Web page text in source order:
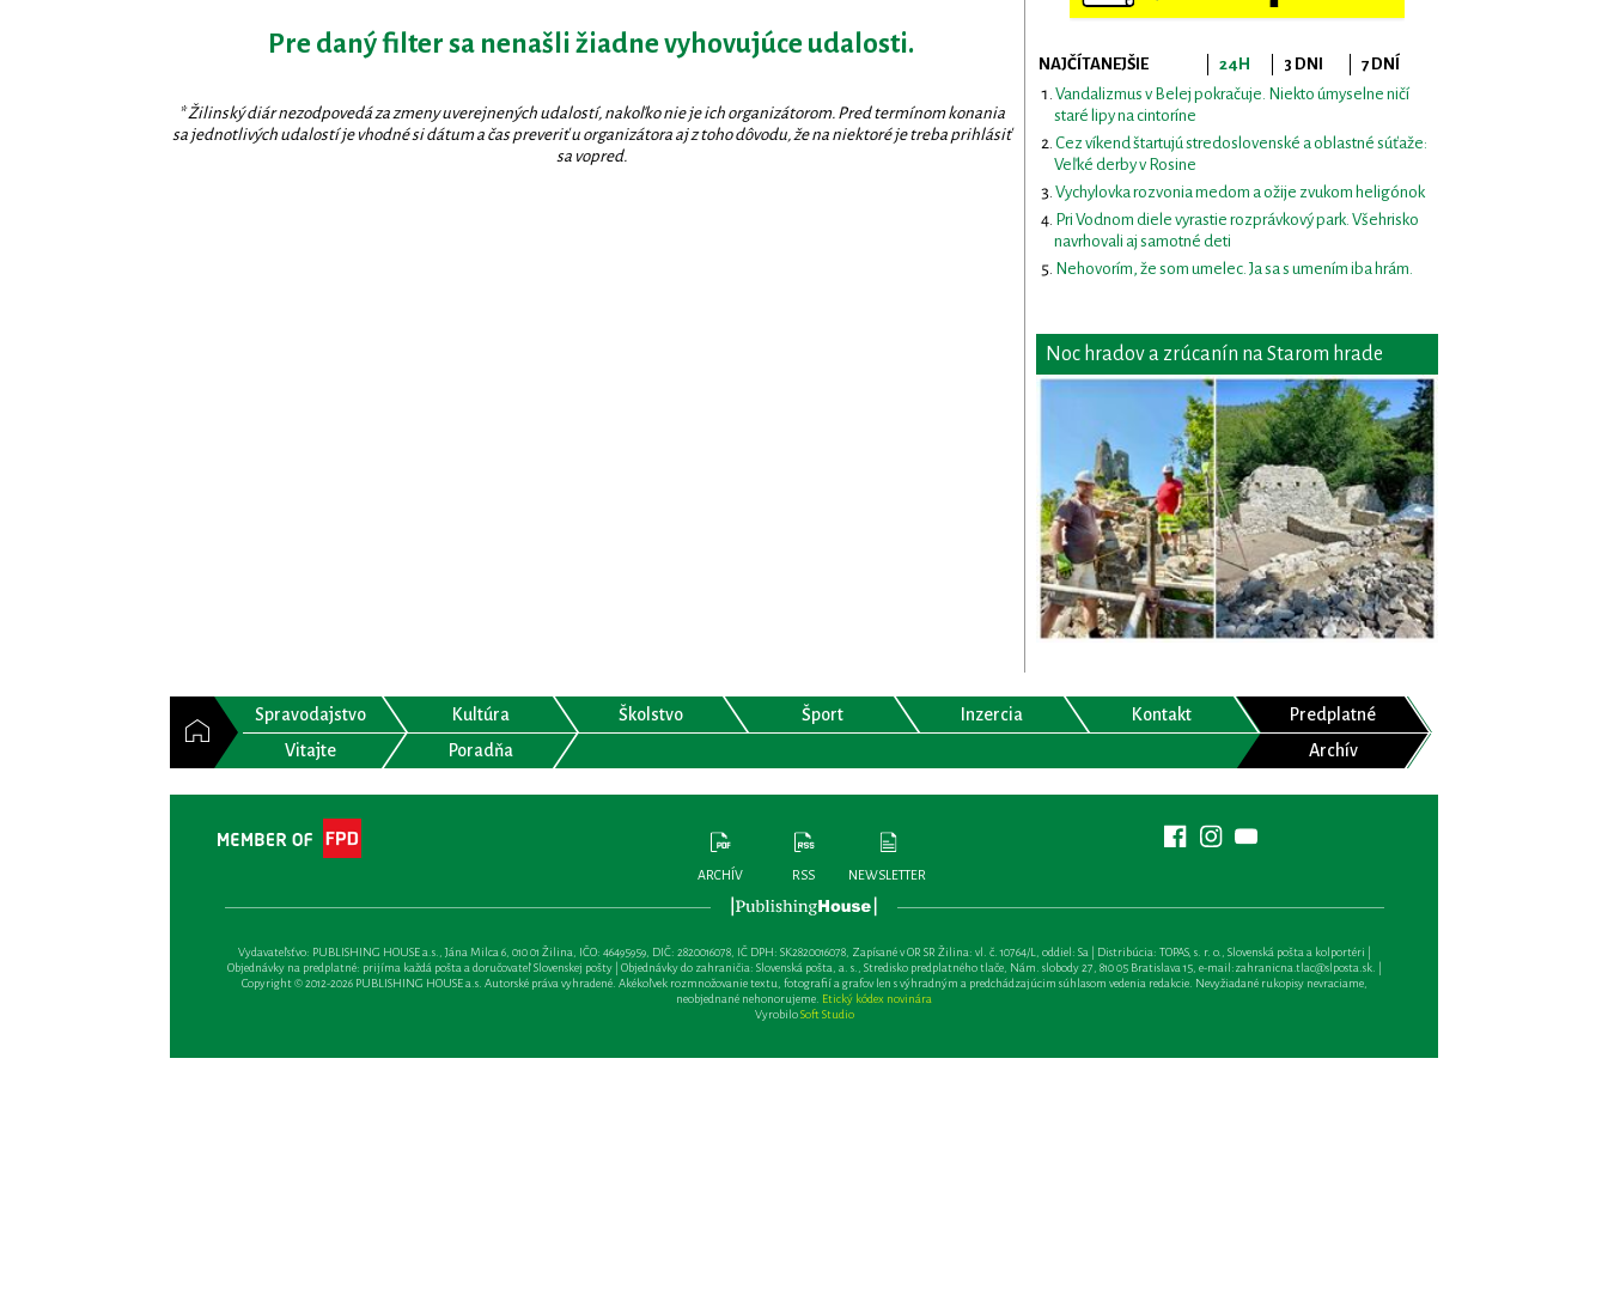
Pre daný filter sa nenašli žiadne vyhovujúce udalosti.
* Žilinský diár nezodpovedá za zmeny uverejnených udalostí, nakoľko nie je ich organizátorom. Pred termínom konania
sa jednotlivých udalostí je vhodné si dátum a čas preveriť u organizátora aj z toho dôvodu, že na niektoré je treba prihlásiť
sa vopred.
NAJČÍTANEJŠIE 24H 3 DNI
7 DNÍ
Vandalizmus v Belej pokračuje. Niekto úmyselne ničí
staré lipy na cintoríne
Cez víkend štartujú stredoslovenské a oblastné súťaže:
Veľké derby v Rosine
Vychylovka rozvonia medom a ožije zvukom heligónok
Pri Vodnom diele vyrastie rozprávkový park. Všehrisko
navrhovali aj samotné deti
Nehovorím, že som umelec. Ja sa s umením iba hrám.
Noc hradov a zrúcanín na Starom hrade
Spravodajstvo Kultúra Školstvo Šport Inzercia Kontakt
Predplatné
Vitajte
Poradňa Archív
ARCHÍV RSS NEWSLETTER
Vydavateľsťvo: PUBLISHING HOUSE a.s., Jána Milca 6, 010 01 Žilina, IČO: 46495959, DIČ: 2820016078, IČ DPH: SK2820016078, Zapísané v OR SR Žilina: vl. č. 10764/L, oddiel: Sa | Distribúcia: TOPAS, s. r. o., Slovenská pošta a kolportéri |
Objednávky na predplatné: prijíma každá pošta a doručovateľ Slovenskej pošty | Objednávky do zahraničia: Slovenská pošta, a. s., Stredisko predplatného tlače, Nám. slobody 27, 810 05 Bratislava 15, e-mail:zahranicna.tlac@slposta.sk. |
Copyright © 2012-2026 PUBLISHING HOUSE a.s. Autorské práva vyhradené. Akékoľvek rozmnožovanie textu, fotografií a grafov len s výhradným a predchádzajúcim súhlasom vedenia redakcie. Nevyžiadané rukopisy nevraciame,
neobjednané nehonorujeme. Etický kódex novinára
VyrobiloSoft Studio